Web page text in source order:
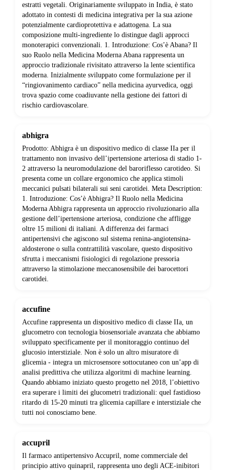
estratti vegetali. Originariamente sviluppato in India, è stato
adottato in contesti di medicina integrativa per la sua azione
potenzialmente cardioprotettiva e adattogena. La sua
composizione multi-ingrediente lo distingue dagli approcci
monoterapici convenzionali. 1. Introduzione: Cos’è Abana? Il
suo Ruolo nella Medicina Moderna Abana rappresenta un
approccio tradizionale rivisitato attraverso la lente scientifica
moderna. Inizialmente sviluppato come formulazione per il
“ringiovanimento cardiaco” nella medicina ayurvedica, oggi
trova spazio come coadiuvante nella gestione dei fattori di
rischio cardiovascolare.
abhigra
Prodotto: Abhigra è un dispositivo medico di classe IIa per il
trattamento non invasivo dell’ipertensione arteriosa di stadio 1-
2 attraverso la neuromodulazione del baroriflesso carotideo. Si
presenta come un collare ergonomico che applica stimoli
meccanici pulsati bilaterali sui seni carotidei. Meta Description:
1. Introduzione: Cos’è Abhigra? Il Ruolo nella Medicina
Moderna Abhigra rappresenta un approccio rivoluzionario alla
gestione dell’ipertensione arteriosa, condizione che affligge
oltre 15 milioni di italiani. A differenza dei farmaci
antipertensivi che agiscono sul sistema renina-angiotensina-
aldosterone o sulla contrattilità vascolare, questo dispositivo
sfrutta i meccanismi fisiologici di regolazione pressoria
attraverso la stimolazione meccanosensibile dei barocettori
carotidei.
accufine
Accufine rappresenta un dispositivo medico di classe IIa, un
glucometro con tecnologia biosensoriale avanzata che abbiamo
sviluppato specificamente per il monitoraggio continuo del
glucosio interstiziale. Non è solo un altro misuratore di
glicemia - integra un microsensore sottocutaneo con un’app di
analisi predittiva che utilizza algoritmi di machine learning.
Quando abbiamo iniziato questo progetto nel 2018, l’obiettivo
era superare i limiti dei glucometri tradizionali: quel fastidioso
ritardo di 15-20 minuti tra glicemia capillare e interstiziale che
tutti noi conosciamo bene.
accupril
Il farmaco antipertensivo Accupril, nome commerciale del
principio attivo quinapril, rappresenta uno degli ACE-inibitori